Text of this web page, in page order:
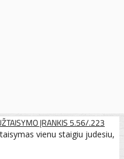
ĮRANKIS 5.56/.223
vienu staigiu judesiu,